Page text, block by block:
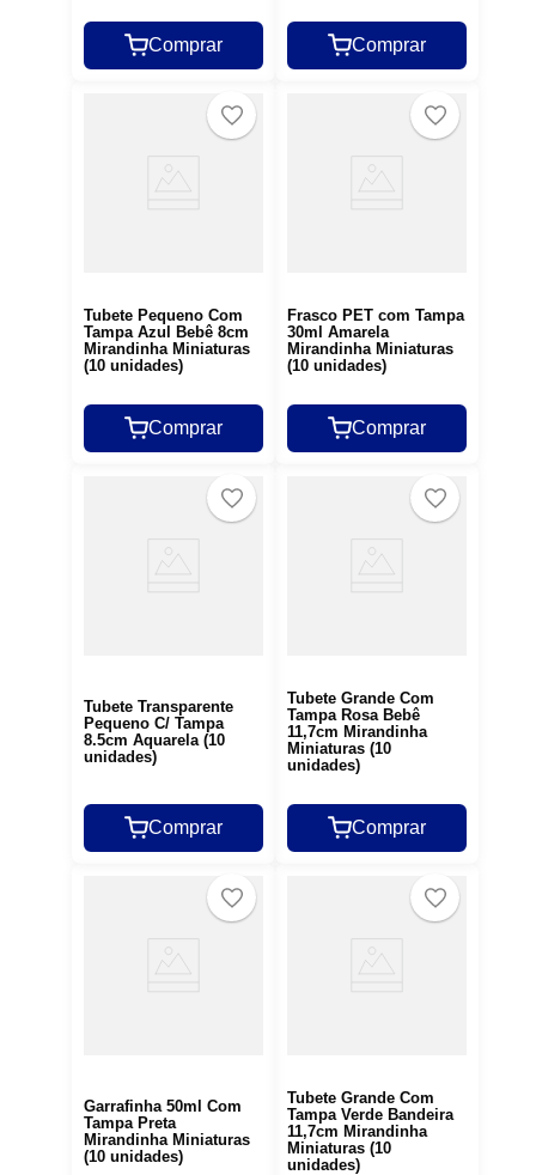
Comprar Comprar
Tubete Pequeno Com
Tampa Azul Bebê 8cm
Mirandinha Miniaturas
(10 unidades)
Comprar
Frasco PET com Tampa
30ml Amarela
Mirandinha Miniaturas
(10 unidades)
Comprar
Tubete Transparente
Pequeno C/ Tampa
8.5cm Aquarela (10
unidades)
Comprar
Tubete Grande Com
Tampa Rosa Bebê
11,7cm Mirandinha
Miniaturas (10
unidades)
Comprar
Garrafinha 50ml Com
Tampa Preta
Mirandinha Miniaturas
(10 unidades)
Tubete Grande Com
Tampa Verde Bandeira
11,7cm Mirandinha
Miniaturas (10
unidades)